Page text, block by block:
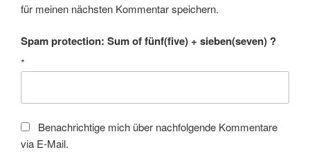
für meinen nächsten Kommentar speichern.
Spam protection: Sum of fünf(five) + sieben(seven) ?
*
Benachrichtige mich über nachfolgende Kommentare
via E-Mail.